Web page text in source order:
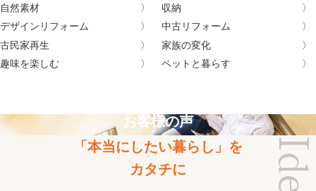
自然素材
収納
デザインリフォーム
中古リフォーム
古民家再生
家族の変化
趣味を楽しむ
ペットと暮らす
お客様の声
「本当にしたい暮らし」を
カタチに